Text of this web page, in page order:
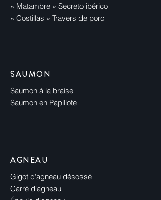
« Matambre » Secreto ibérico
« Costillas » Travers de porc
SAUMON
Saumon à la braise
Saumon en Papillote
AGNEAU
Gigot d'agneau désossé
Carré d'agneau